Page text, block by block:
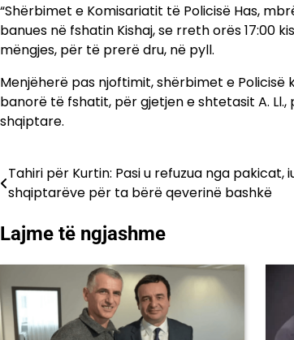
“Shërbimet e Komisariatit të Policisë Has,
banues në fshatin Kishaj, se rreth orës 17:00
mëngjes, për të prerë dru, në pyll.
Menjëherë pas njoftimit, shërbimet e
banorë të fshatit, për gjetjen e shtetasit A.
shqiptare.
Lëvizje
postimet
Tahiri për Kurtin: Pasi u refuzua nga pakicat,
shqiptarëve për ta bërë qeverinë bashkë
Lajme të ngjashme